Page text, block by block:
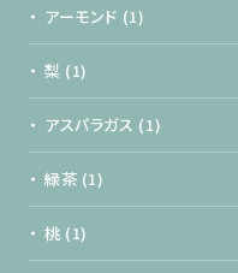
アーモンド (1)
梨 (1)
アスパラガス (1)
緑茶 (1)
桃 (1)